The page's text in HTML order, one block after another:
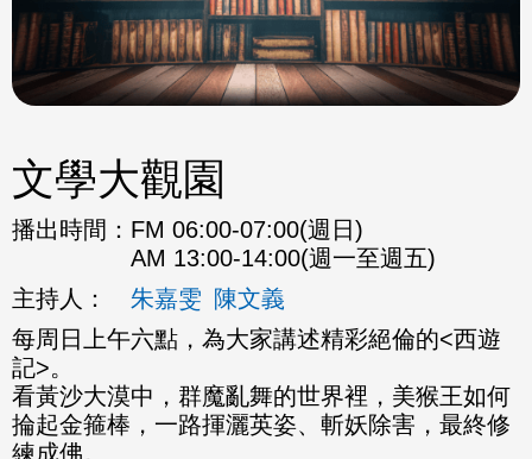
文學大觀園
播出時間： FM 06:00-07:00(週日)
AM 13:00-14:00(週一至週五)
主持人：
朱嘉雯 陳文義
每周日上午六點，為大家講述精彩絕倫的<西遊
記>。
看黃沙大漠中，群魔亂舞的世界裡，美猴王如何
掄起金箍棒，一路揮灑英姿、斬妖除害，最終修
練成佛。